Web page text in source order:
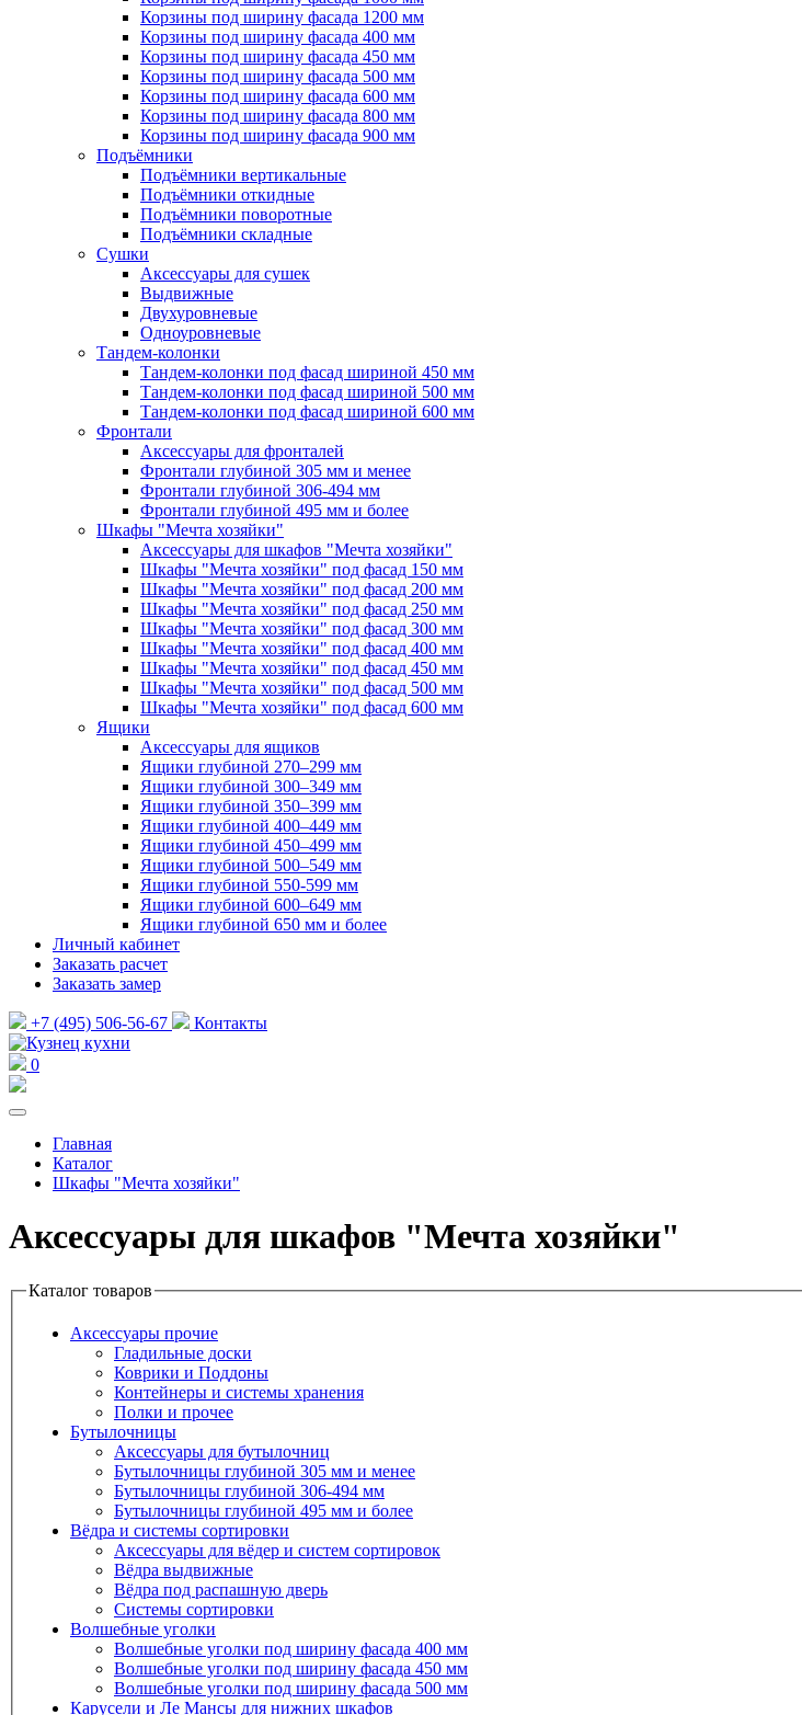
Корзины под ширину фасада 1200 мм
Корзины под ширину фасада 400 мм
Корзины под ширину фасада 450 мм
Корзины под ширину фасада 500 мм
Корзины под ширину фасада 600 мм
Корзины под ширину фасада 800 мм
Корзины под ширину фасада 900 мм
Подъёмники
Подъёмники вертикальные
Подъёмники откидные
Подъёмники поворотные
Подъёмники складные
Сушки
Аксессуары для сушек
Выдвижные
Двухуровневые
Одноуровневые
Тандем-колонки
Тандем-колонки под фасад шириной 450 мм
Тандем-колонки под фасад шириной 500 мм
Тандем-колонки под фасад шириной 600 мм
Фронтали
Аксессуары для фронталей
Фронтали глубиной 305 мм и менее
Фронтали глубиной 306-494 мм
Фронтали глубиной 495 мм и более
Шкафы "Мечта хозяйки"
Аксессуары для шкафов "Мечта хозяйки"
Шкафы "Мечта хозяйки" под фасад 150 мм
Шкафы "Мечта хозяйки" под фасад 200 мм
Шкафы "Мечта хозяйки" под фасад 250 мм
Шкафы "Мечта хозяйки" под фасад 300 мм
Шкафы "Мечта хозяйки" под фасад 400 мм
Шкафы "Мечта хозяйки" под фасад 450 мм
Шкафы "Мечта хозяйки" под фасад 500 мм
Шкафы "Мечта хозяйки" под фасад 600 мм
Ящики
Аксессуары для ящиков
Ящики глубиной 270–299 мм
Ящики глубиной 300–349 мм
Ящики глубиной 350–399 мм
Ящики глубиной 400–449 мм
Ящики глубиной 450–499 мм
Ящики глубиной 500–549 мм
Ящики глубиной 550-599 мм
Ящики глубиной 600–649 мм
Ящики глубиной 650 мм и более
Личный кабинет
Заказать расчет
Заказать замер
+7 (495) 506-56-67 Контакты
0
Главная
Каталог
Шкафы "Мечта хозяйки"
Аксессуары для шкафов "Мечта хозяйки"
Каталог товаров
Аксессуары прочие
Гладильные доски
Коврики и Поддоны
Контейнеры и системы хранения
Полки и прочее
Бутылочницы
Аксессуары для бутылочниц
Бутылочницы глубиной 305 мм и менее
Бутылочницы глубиной 306-494 мм
Бутылочницы глубиной 495 мм и более
Вёдра и системы сортировки
Аксессуары для вёдер и систем сортировок
Вёдра выдвижные
Вёдра под распашную дверь
Системы сортировки
Волшебные уголки
Волшебные уголки под ширину фасада 400 мм
Волшебные уголки под ширину фасада 450 мм
Волшебные уголки под ширину фасада 500 мм
Карусели и Ле Мансы для нижних шкафов